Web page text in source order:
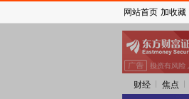
财经 焦点
网站首页 加收藏